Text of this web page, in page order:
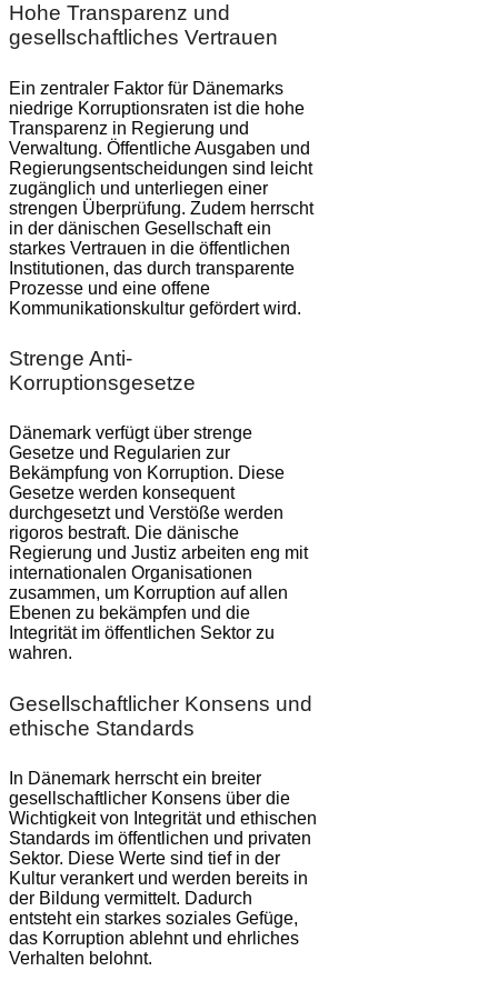
Hohe Transparenz und
gesellschaftliches Vertrauen
Ein zentraler Faktor für Dänemarks
niedrige Korruptionsraten ist die hohe
Transparenz in Regierung und
Verwaltung. Öffentliche Ausgaben und
Regierungsentscheidungen sind leicht
zugänglich und unterliegen einer
strengen Überprüfung. Zudem herrscht
in der dänischen Gesellschaft ein
starkes Vertrauen in die öffentlichen
Institutionen, das durch transparente
Prozesse und eine offene
Kommunikationskultur gefördert wird.
Strenge Anti-
Korruptionsgesetze
Dänemark verfügt über strenge
Gesetze und Regularien zur
Bekämpfung von Korruption. Diese
Gesetze werden konsequent
durchgesetzt und Verstöße werden
rigoros bestraft. Die dänische
Regierung und Justiz arbeiten eng mit
internationalen Organisationen
zusammen, um Korruption auf allen
Ebenen zu bekämpfen und die
Integrität im öffentlichen Sektor zu
wahren.
Gesellschaftlicher Konsens und
ethische Standards
In Dänemark herrscht ein breiter
gesellschaftlicher Konsens über die
Wichtigkeit von Integrität und ethischen
Standards im öffentlichen und privaten
Sektor. Diese Werte sind tief in der
Kultur verankert und werden bereits in
der Bildung vermittelt. Dadurch
entsteht ein starkes soziales Gefüge,
das Korruption ablehnt und ehrliches
Verhalten belohnt.